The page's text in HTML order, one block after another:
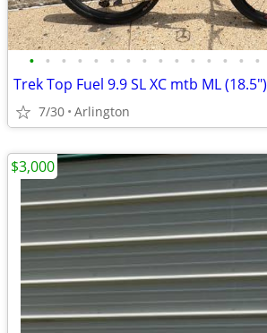
• • • • • • • • • • • • • • •
Trek Top Fuel 9.9 SL XC mtb ML (18.5")
7/30 Arlington
$3,000